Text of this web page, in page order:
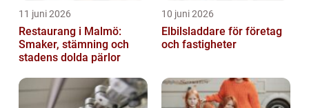
11 juni 2026
Restaurang i Malmö:
Smaker, stämning och
stadens dolda pärlor
10 juni 2026
Elbilsladdare för företag
och fastigheter